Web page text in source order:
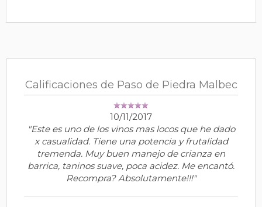
Calificaciones de Paso de Piedra Malbec
10/11/2017
"Este es uno de los vinos mas locos que he dado
x casualidad. Tiene una potencia y frutalidad
tremenda. Muy buen manejo de crianza en
barrica, taninos suave, poca acidez. Me encantó.
Recompra? Absolutamente!!!"